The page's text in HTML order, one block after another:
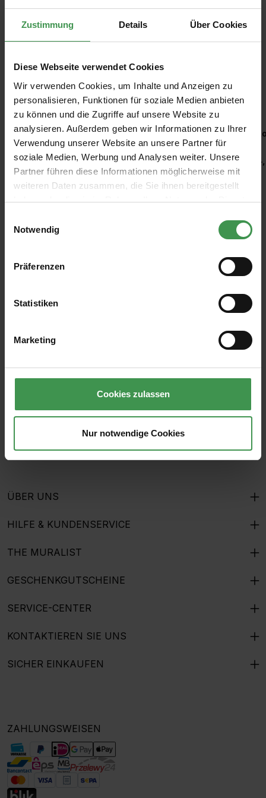
Zustimmung Details Über Cookies
Diese Webseite verwendet Cookies
Wir verwenden Cookies, um Inhalte und Anzeigen zu
personalisieren, Funktionen für soziale Medien anbieten
zu können und die Zugriffe auf unsere Website zu
analysieren. Außerdem geben wir Informationen zu Ihrer
Verwendung unserer Website an unsere Partner für
soziale Medien, Werbung und Analysen weiter. Unsere
Partner führen diese Informationen möglicherweise mit
weiteren Daten zusammen, die Sie ihnen bereitgestellt
haben oder die sie im Rahmen Ihrer Nutzung der Dienste
Notwendig
Präferenzen
Statistiken
Marketing
Cookies zulassen
Nur notwendige Cookies
Empfohlenes Zubehör
Produktgalerie überspringen
Kleisterroller
6,97 €
E-Mail-Adresse*
Ich habe dieDatenschutzbestimmungenzur Kenntnis
einverstanden.
ÜBER UNS
HILFE & KUNDENSERVICE
THE MURALIST
GESCHENKGUTSCHEINE
SERVICE-CENTER
KONTAKTIEREN SIE UNS
SICHER EINKAUFEN
ZAHLUNGSWEISEN